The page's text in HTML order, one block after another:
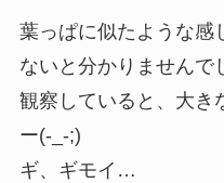
葉っぱに似たような感
ないと分かりませんで
観察していると、大き
ー(-_-;)
ギ、ギモイ…